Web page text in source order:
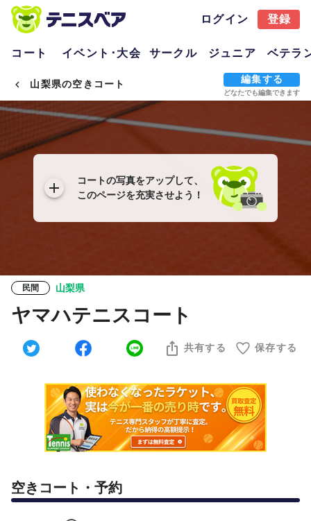
ログイン 登録
コート イベント･大会 サークル ジュニア ベテラ
山梨県の空きコート 編集する
どなたでも編集できます
コートの写真をアップして、
このページを充実させよう！
民間 山梨県
ヤマハテニスコート
共有する 保存する
空きコート・予約